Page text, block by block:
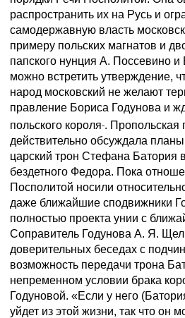
распространить их на Русь и
самодержавную власть
примеру польских магнатов и
папского нунция А. Поссевино и
можно встретить утверждение,
народ московский не желают
правление Бориса Годунова и
польского короля . Пропольская
действительно обсуждала
царский трон Стефана Батория
бездетного Федора. Пока
Посполитой носили
даже ближайшие сподвижники
полностью проекта унии с
Соправитель Годунова А. Я.
доверительных беседах с
возможность передачи трона
непременном условии брака
Годуновой. «Если у него
уйдет из этой жизни, так что он